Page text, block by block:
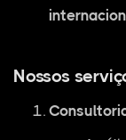
Nossos